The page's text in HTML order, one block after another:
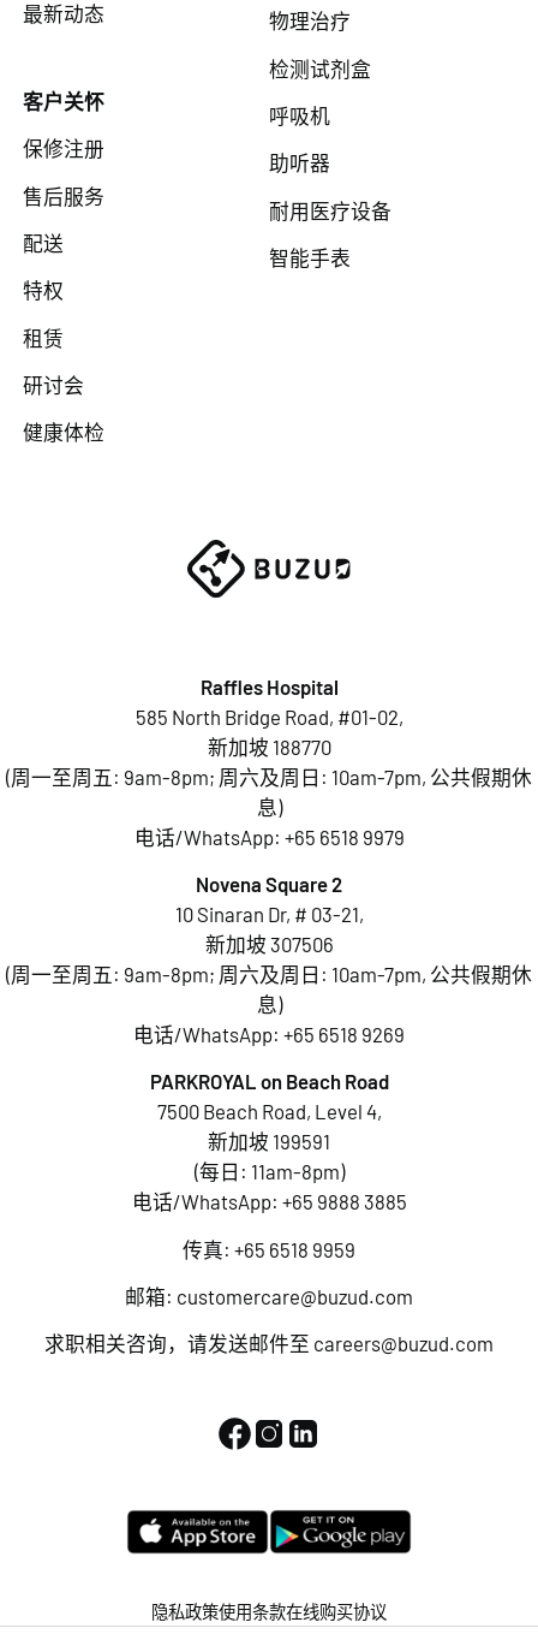
最新动态
客户关怀
保修注册
售后服务
配送
特权
租赁
研讨会
健康体检
物理治疗
检测试剂盒
呼吸机
助听器
耐用医疗设备
智能手表
Raffles Hospital
585 North Bridge Road, #01-02,
新加坡 188770
(周一至周五: 9am-8pm; 周六及周日: 10am-7pm, 公共假期休
息)
电话/WhatsApp: +65 6518 9979
Novena Square 2
10 Sinaran Dr, # 03-21,
新加坡 307506
(周一至周五: 9am-8pm; 周六及周日: 10am-7pm, 公共假期休
息)
电话/WhatsApp: +65 6518 9269
PARKROYAL on Beach Road
7500 Beach Road, Level 4,
新加坡 199591
(每日: 11am-8pm)
电话/WhatsApp: +65 9888 3885
传真: +65 6518 9959
邮箱: customercare@buzud.com
求职相关咨询，请发送邮件至 careers@buzud.com
隐私政策使用条款在线购买协议